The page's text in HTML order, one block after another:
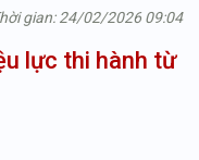
gian: 24/02/2026 09:04
lực thi hành từ